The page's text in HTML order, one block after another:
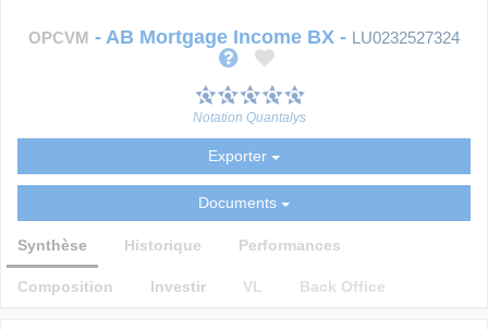
OPCVM - AB Mortgage Income BX - LU0232527324
Notation Quantalys
Exporter
Documents
Synthèse Historique Performances
Composition Investir VL Back Office